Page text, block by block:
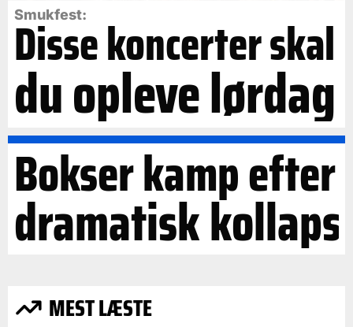
Smukfest:
Disse koncerter skal
du opleve lørdag
Bokser kamp efter
dramatisk kollaps
MEST LÆSTE